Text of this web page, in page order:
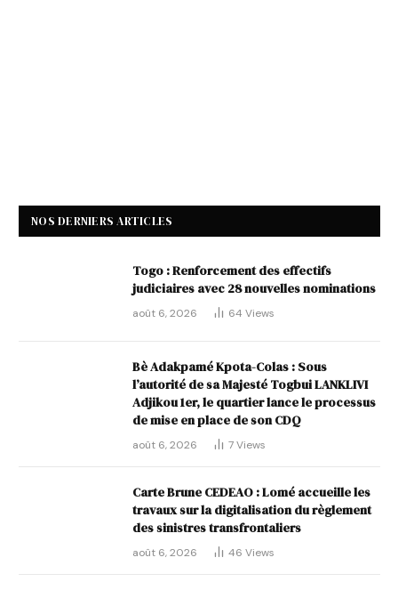
NOS DERNIERS ARTICLES
Togo : Renforcement des effectifs
judiciaires avec 28 nouvelles nominations
août 6, 2026 64 Views
Bè Adakpamé Kpota-Colas : Sous
l’autorité de sa Majesté Togbui LANKLIVI
Adjikou 1er, le quartier lance le processus
de mise en place de son CDQ
août 6, 2026 7Views
Carte Brune CEDEAO : Lomé accueille les
travaux sur la digitalisation du règlement
des sinistres transfrontaliers
août 6, 2026 46 Views